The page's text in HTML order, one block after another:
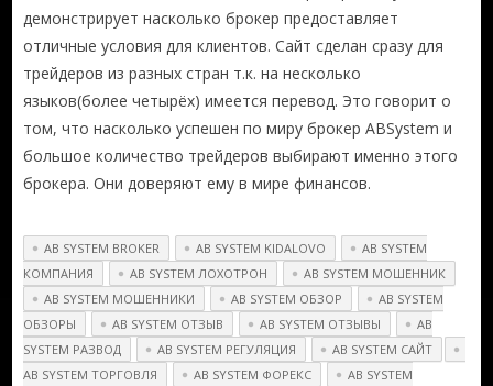
демонстрирует насколько брокер предоставляет
отличные условия для клиентов. Сайт сделан сразу для
трейдеров из разных стран т.к. на несколько
языков(более четырёх) имеется перевод. Это говорит о
том, что насколько успешен по миру брокер ABSystem и
большое количество трейдеров выбирают именно этого
брокера. Они доверяют ему в мире финансов.
AB SYSTEM BROKER AB SYSTEM KIDALOVO
AB SYSTEM
КОМПАНИЯ
AB SYSTEM ЛОХОТРОН
AB SYSTEM МОШЕННИК
AB SYSTEM МОШЕННИКИ
AB SYSTEM ОБЗОР
AB SYSTEM
ОБЗОРЫ
AB SYSTEM ОТЗЫВ AB SYSTEM ОТЗЫВЫ
AB
SYSTEM РАЗВОД
AB SYSTEM РЕГУЛЯЦИЯ
AB SYSTEM САЙТ
AB SYSTEM ТОРГОВЛЯ
AB SYSTEM ФОРЕКС
AB SYSTEM